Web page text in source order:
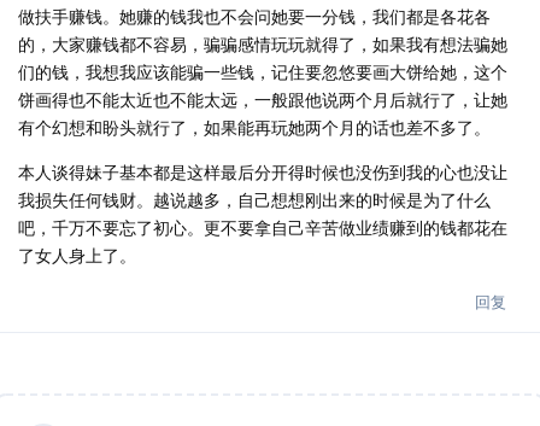
做扶手赚钱。她赚的钱我也不会问她要一分钱，我们都是各花各
的，大家赚钱都不容易，骗骗感情玩玩就得了，如果我有想法骗她
们的钱，我想我应该能骗一些钱，记住要忽悠要画大饼给她，这个
饼画得也不能太近也不能太远，一般跟他说两个月后就行了，让她
有个幻想和盼头就行了，如果能再玩她两个月的话也差不多了。
本人谈得妹子基本都是这样最后分开得时候也没伤到我的心也没让
我损失任何钱财。越说越多，自己想想刚出来的时候是为了什么
吧，千万不要忘了初心。更不要拿自己辛苦做业绩赚到的钱都花在
了女人身上了。
回复